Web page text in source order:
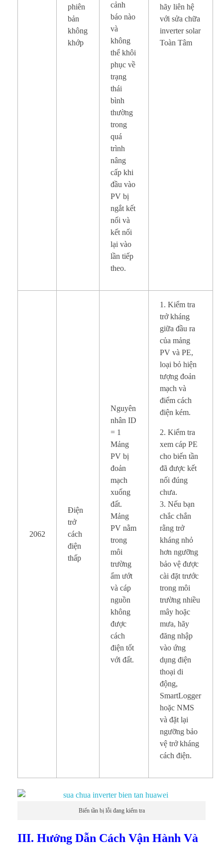
phiên
bản
không
khớp
cảnh
báo nào
và
không
thể khôi
phục về
trạng
thái
bình
thường
trong
quá
trình
nâng
cấp khi
đầu vào
PV bị
ngắt kết
nối và
kết nối
lại vào
lần tiếp
theo.
hãy liên hệ
với sửa chữa
inverter solar
Toàn Tâm
2062
Điện
trở
cách
điện
thấp
Nguyên
nhân ID
= 1
Mảng
PV bị
đoản
mạch
xuống
đất.
Mảng
PV nằm
trong
môi
trường
ẩm ướt
và cáp
nguồn
không
được
cách
điện tốt
với đất.
1. Kiểm tra
trở kháng
giữa đầu ra
của mảng
PV và PE,
loại bỏ hiện
tượng đoản
mạch và
điểm cách
điện kém.
2. Kiểm tra
xem cáp PE
cho biến tần
đã được kết
nối đúng
chưa.
3. Nếu bạn
chắc chắn
rằng trở
kháng nhỏ
hơn ngưỡng
bảo vệ được
cài đặt trước
trong môi
trường nhiều
mây hoặc
mưa, hãy
đăng nhập
vào ứng
dụng điện
thoại di
động,
SmartLogger
hoặc NMS
và đặt lại
ngưỡng bảo
vệ trở kháng
cách điện.
Biến tần bị lỗi đang kiểm tra
III. Hướng Dẫn Cách Vận Hành Và